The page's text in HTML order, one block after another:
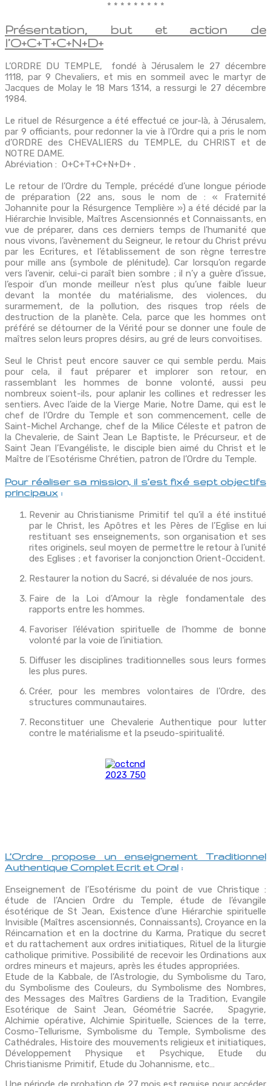
* * * * * * * * *
Présentation, but et action de
l’O+C+T+C+N+D+
L’ORDRE DU TEMPLE, fondé à Jérusalem le 27 décembre
1118, par 9 Chevaliers, et mis en sommeil avec le martyr de
Jacques de Molay le 18 Mars 1314, a ressurgi le 27 décembre
1984.
Le rituel de Résurgence a été effectué ce jour-là, à Jérusalem,
par 9 officiants, pour redonner la vie à l’Ordre qui a pris le nom
d’ORDRE des CHEVALIERS du TEMPLE, du CHRIST et de
NOTRE DAME.
Abréviation : O+C+T+C+N+D+ .
Le retour de l’Ordre du Temple, précédé d’une longue période
de préparation (22 ans, sous le nom de : « Fraternité
Johannite pour la Résurgence Templière ») a été décidé par la
Hiérarchie Invisible, Maîtres Ascensionnés et Connaissants, en
vue de préparer, dans ces derniers temps de l’humanité que
nous vivons, l’avènement du Seigneur, le retour du Christ prévu
par les Ecritures, et l’établissement de son règne terrestre
pour mille ans (symbole de plénitude). Car lorsqu’on regarde
vers l’avenir, celui-ci paraît bien sombre ; il n’y a guère d’issue,
l’espoir d’un monde meilleur n’est plus qu’une faible lueur
devant la montée du matérialisme, des violences, du
surarmement, de la pollution, des risques trop réels de
destruction de la planète. Cela, parce que les hommes ont
préféré se détourner de la Vérité pour se donner une foule de
maîtres selon leurs propres désirs, au gré de leurs convoitises.
Seul le Christ peut encore sauver ce qui semble perdu. Mais
pour cela, il faut préparer et implorer son retour, en
rassemblant les hommes de bonne volonté, aussi peu
nombreux soient-ils, pour aplanir les collines et redresser les
sentiers. Avec l’aide de la Vierge Marie, Notre Dame, qui est le
chef de l’Ordre du Temple et son commencement, celle de
Saint-Michel Archange, chef de la Milice Céleste et patron de
la Chevalerie, de Saint Jean Le Baptiste, le Précurseur, et de
Saint Jean l’Evangéliste, le disciple bien aimé du Christ et le
Maître de l’Esotérisme Chrétien, patron de l’Ordre du Temple.
Pour réaliser sa mission, il s’est fixé sept objectifs
principaux :
Revenir au Christianisme Primitif tel qu’il a été institué
par le Christ, les Apôtres et les Pères de l’Eglise en lui
restituant ses enseignements, son organisation et ses
rites originels, seul moyen de permettre le retour à l’unité
des Eglises ; et favoriser la conjonction Orient-Occident.
Restaurer la notion du Sacré, si dévaluée de nos jours.
Faire de la Loi d’Amour la règle fondamentale des
rapports entre les hommes.
Favoriser l’élévation spirituelle de l’homme de bonne
volonté par la voie de l’initiation.
Diffuser les disciplines traditionnelles sous leurs formes
les plus pures.
Créer, pour les membres volontaires de l’Ordre, des
structures communautaires.
Reconstituer une Chevalerie Authentique pour lutter
contre le matérialisme et la pseudo-spiritualité.
L’Ordre propose un enseignement Traditionnel
Authentique Complet Ecrit et Oral :
Enseignement de l’Esotérisme du point de vue Christique :
étude de l’Ancien Ordre du Temple, étude de l’évangile
ésotérique de St Jean, Existence d’une Hiérarchie spirituelle
Invisible (Maîtres ascensionnés, Connaissants), Croyance en la
Réincarnation et en la doctrine du Karma, Pratique du secret
et du rattachement aux ordres initiatiques, Rituel de la liturgie
catholique primitive. Possibilité de recevoir les Ordinations aux
ordres mineurs et majeurs, après les études appropriées.
Etude de la Kabbale, de l’Astrologie, du Symbolisme du Taro,
du Symbolisme des Couleurs, du Symbolisme des Nombres,
des Messages des Maîtres Gardiens de la Tradition, Evangile
Esotérique de Saint Jean, Géométrie Sacrée, Spagyrie,
Alchimie opérative, Alchimie Spirituelle, Sciences de la terre,
Cosmo-Tellurisme, Symbolisme du Temple, Symbolisme des
Cathédrales, Histoire des mouvements religieux et initiatiques,
Développement Physique et Psychique, Etude du
Christianisme Primitif, Etude du Johannisme, etc…